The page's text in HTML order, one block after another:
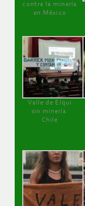
contra la minería
en México
Valle de Elqui
sin minería.
Chile